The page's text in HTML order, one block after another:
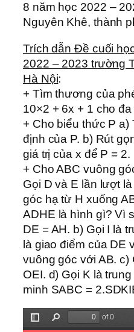
8 năm học 2022 –
Nguyên Khê, thành
Trích dẫn Đề cuối
2022 – 2023 trường
Hà Nội:
+ Tìm thương của
10×2 + 6x + 1 cho
+ Cho biểu thức P a)
định của P. b) Rút
giá trị của x để P = 2.
+ Cho ABC vuông
Gọi D và E lần lượt
góc hạ từ H xuống
ADHE là hình gì? Vì
DE = AH. b) Gọi I là
là giao điểm của DE
vuông góc với AB. c)
OEI. d) Gọi K là
minh SABC =